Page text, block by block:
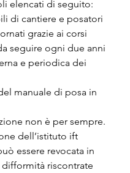
elencati di seguito:
di cantiere e posatori
grazie ai corsi
seguire ogni due anni
e periodica dei
manuale di posa in
non è per sempre.
dell’istituto ift
essere revocata in
riscontrate